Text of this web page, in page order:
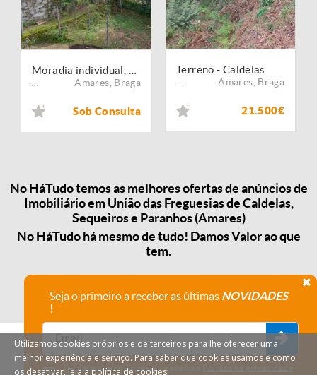
Amares Braga
Sob Consulta
Terreno - Caldelas
Amares Braga
21.500€
No HáTudo temos as melhores ofertas de anúncios de
Imobiliário em União das Freguesias de Caldelas,
Sequeiros e Paranhos (Amares)
No HáTudo há mesmo de tudo! Damos Valor ao que
tem.
Seja o primeiro a receber as últimas NOVIDADES
!
Declaro que compreendi e aceito a Política de privacidade
Utilizamos cookies próprios e de terceiros para lhe oferecer uma
melhor experiência e serviço. Para saber que cookies usamos e como
os desativar, leia a política de cookies.